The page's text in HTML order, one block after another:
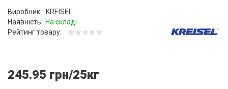
Виробник:
KREISEL
Наявність: На складі
Рейтинг товару:
245.95 грн/25кг